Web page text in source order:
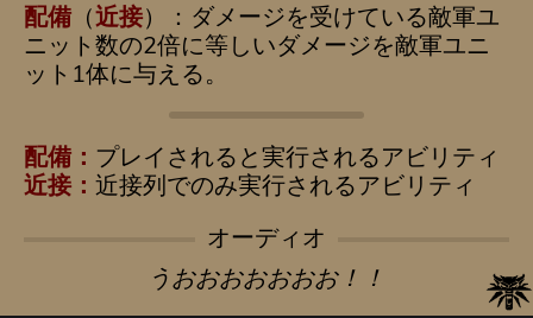
配備 （近接）：ダメージを受けている敵軍ユ
ニット数の2倍に等しいダメージを敵軍ユニ
ット1体に与える。
配備： プレイされると実行されるアビリティ
近接： 近接列でのみ実行されるアビリティ
オーディオ
うおおおおおおお！！